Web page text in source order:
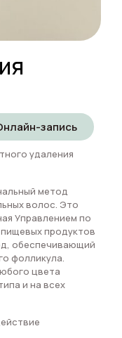
запись
удаления
метод
волос. Это
Управлением по
продуктов
обеспечивающий
фолликула.
цвета
и на всех